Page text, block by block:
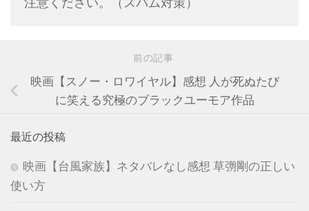
前の記事
映画【スノー・ロワイヤル】感想 人が死ぬたび
に笑える究極のブラックユーモア作品
最近の投稿
映画【台風家族】ネタバレなし感想 草彅剛の正しい
使い方